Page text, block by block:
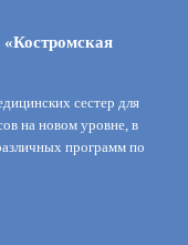
сестер для
на новом уровне, в
программ по